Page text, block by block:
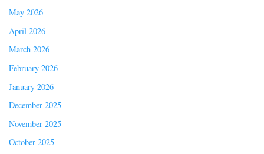
May 2026
April 2026
March 2026
February 2026
January 2026
December 2025
November 2025
October 2025